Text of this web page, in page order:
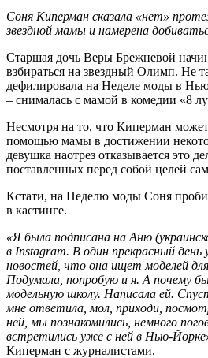
Соня Киперман сказала «нет»
звездной мамы и намерена
Старшая дочь Веры Брежневой
взбираться на звездный Олимп. Не
дефилировала на Неделе моды в
– снималась с мамой в комедии «8
Несмотря на то, что Киперман может
помощью мамы в достижении
девушка наотрез отказывается это
поставленных перед собой целей
Кстати, на Неделю моды Соня
в кастинге.
«Я была подписана на Аню
в Instagram. В один прекрасный день
новостей, что она ищет моделей
Подумала, попробую и я. А почему
модельную школу. Написала ей.
мне ответила, мол, приходи,
ней, мы познакомились, немного
встретились уже с ней в Нью-
Киперман с журналистами.